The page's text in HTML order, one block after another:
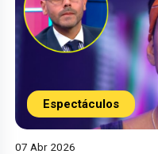
Espectáculos
07 Abr 2026